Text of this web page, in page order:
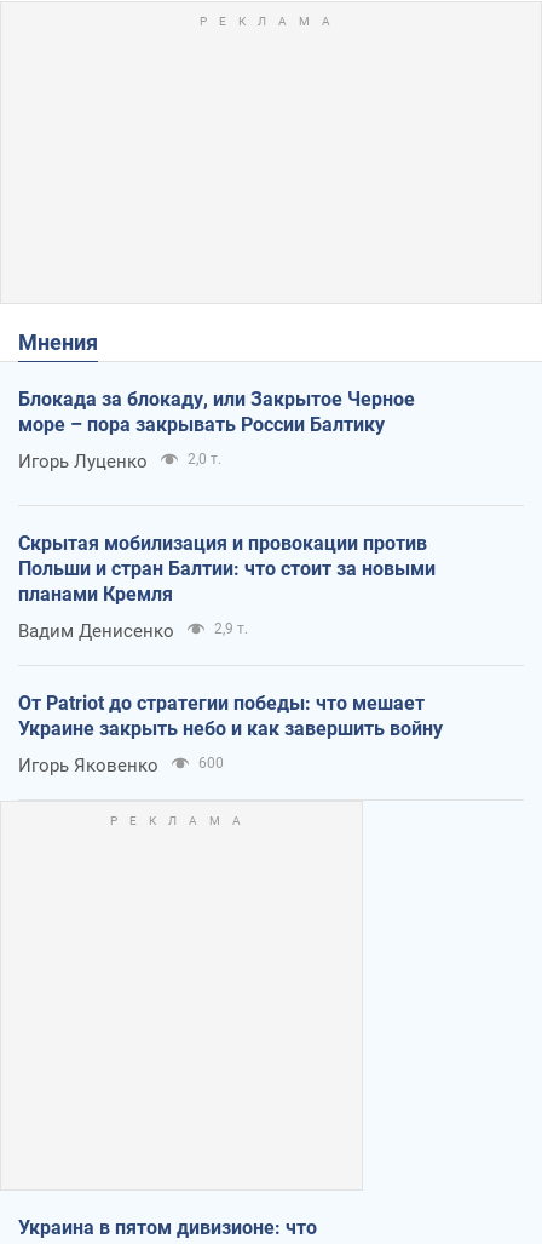
Мнения
Блокада за блокаду, или Закрытое Черное
море – пора закрывать России Балтику
Игорь Луценко 2,0 т.
Скрытая мобилизация и провокации против
Польши и стран Балтии: что стоит за новыми
планами Кремля
Вадим Денисенко 2,9 т.
От Patriot до стратегии победы: что мешает
Украине закрыть небо и как завершить войну
Игорь Яковенко 600
Украина в пятом дивизионе: что